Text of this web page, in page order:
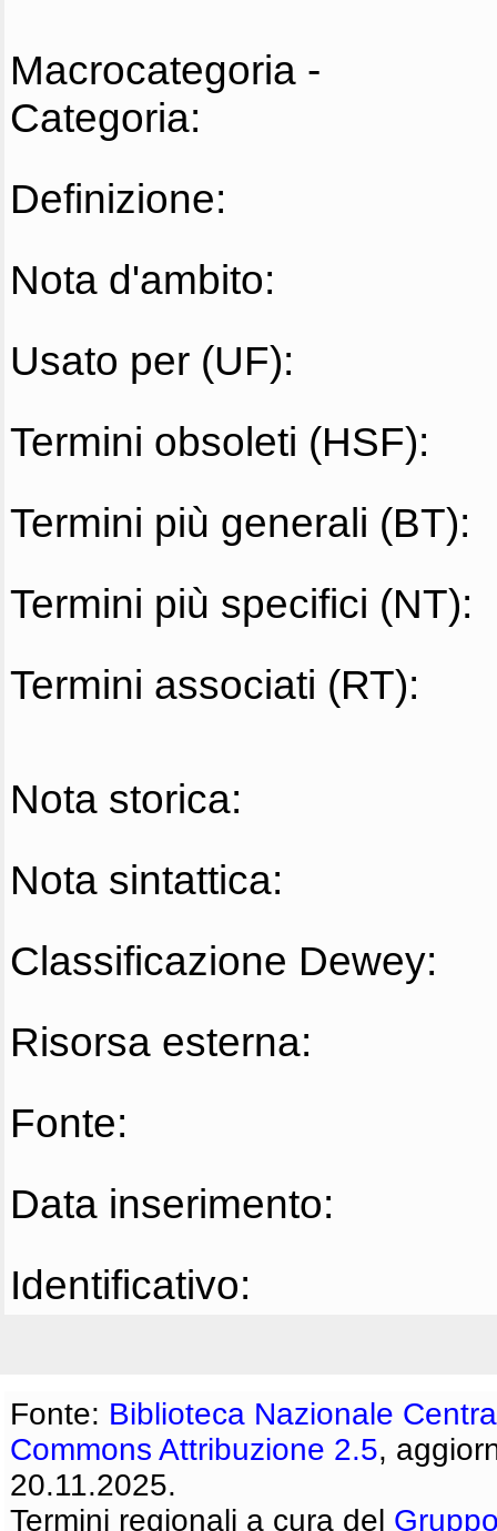
Macrocategoria -
Categoria:
Definizione:
Nota d'ambito:
Usato per (UF):
Termini obsoleti (HSF):
Termini più generali (BT):
Termini più specifici (NT):
Termini associati (RT):
Nota storica:
Nota sintattica:
Classificazione Dewey:
Risorsa esterna:
Fonte:
Data inserimento:
Identificativo:
Fonte: Biblioteca Nazionale
Commons Attribuzione 2.5,
20.11.2025.
Termini regionali a cura del